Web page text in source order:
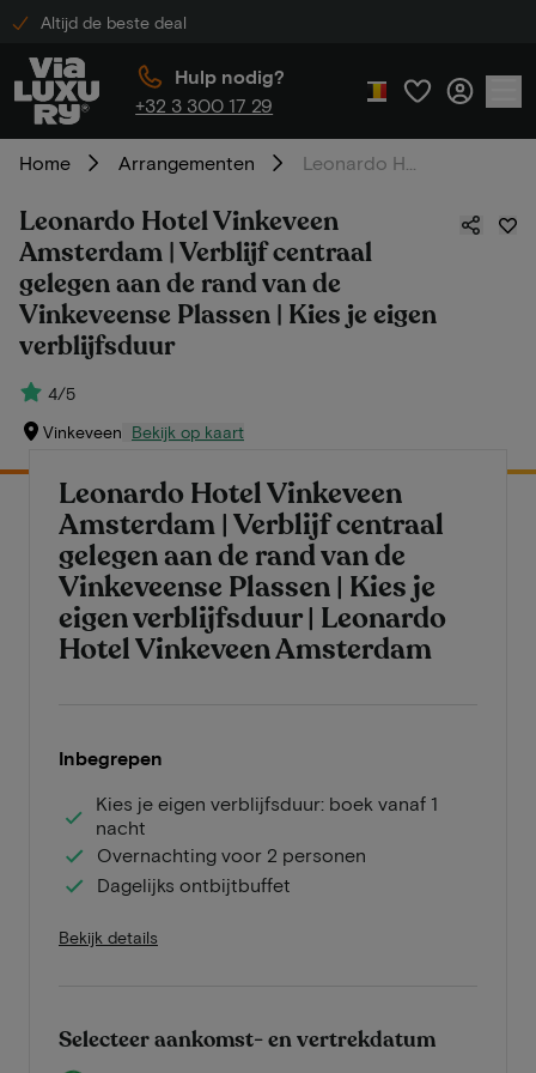
Altijd de beste deal
Hulp nodig?
+32 3 300 17 29
Home Arrangementen
Leonardo Hotel Vinkeveen
Amsterdam | Verblijf centraal
gelegen aan de rand van de
Vinkeveense Plassen | Kies je eigen
verblijfsduur
4/5
Vinkeveen Bekijk op kaart
Leonardo Hotel Vinkeveen
Amsterdam | Verblijf centraal
gelegen aan de rand van de
Vinkeveense Plassen | Kies je
eigen verblijfsduur | Leonardo
Hotel Vinkeveen Amsterdam
Inbegrepen
Kies je eigen verblijfsduur: boek vanaf 1
nacht
Overnachting voor 2 personen
Dagelijks ontbijtbuffet
Bekijk details
Selecteer aankomst- en vertrekdatum